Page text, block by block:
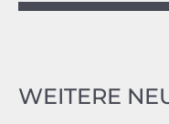
WEITERE